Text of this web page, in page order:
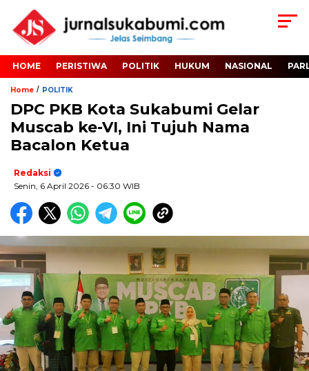
HOME PERISTIWA POLITIK HUKUM NASIONAL
Home / POLITIK
DPC PKB Kota Sukabumi Gelar
Muscab ke-VI, Ini Tujuh Nama
Bacalon Ketua
Redaksi
Senin, 6 April 2026 - 06:30 WIB